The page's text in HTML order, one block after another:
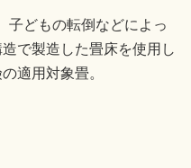
子どもの転倒などによっ
で製造した畳床を使用し
適用対象畳。